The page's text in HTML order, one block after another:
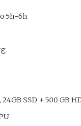
5h-6h
24GB SSD + 500 GB